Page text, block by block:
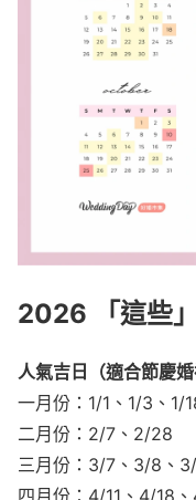
2026 「這些
人氣吉日（適合節慶婚
一月份：1/1、1/3、1/
二月份：2/7、2/28
三月份：3/7、3/8、